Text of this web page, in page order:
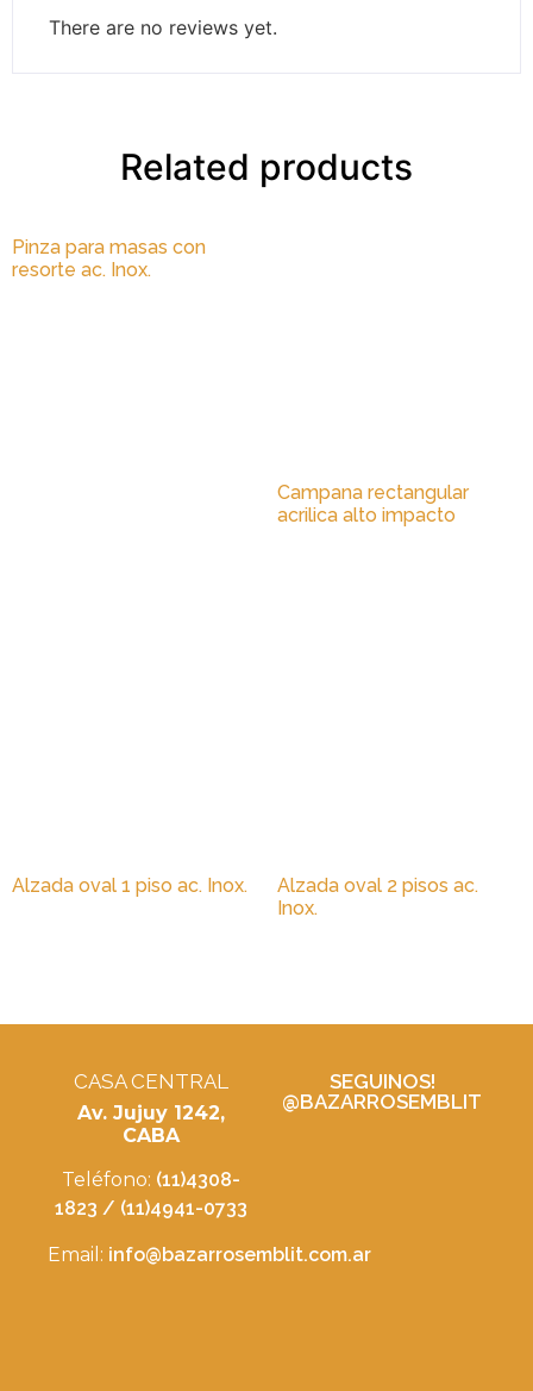
There are no reviews yet.
Related products
Pinza para masas con
resorte ac. Inox.
Campana rectangular
acrilica alto impacto
Alzada oval 1 piso ac. Inox.
Alzada oval 2 pisos ac.
Inox.
CASA CENTRAL
Av. Jujuy 1242,
CABA
Teléfono: (11)4308-
1823 / (11)4941-0733
Email: info@bazarrosemblit.com.ar
SEGUINOS!
@BAZARROSEMBLIT